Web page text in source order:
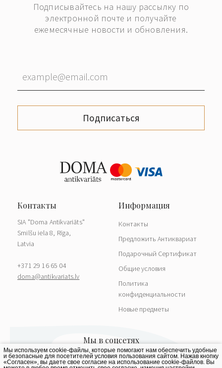
Подписывайтесь на нашу рассылку по
электронной почте и получайте
ежемесячные новости и обновления.
Подписаться
SIA "Doma Antikvariāts"
Smilšu iela 8, Rīga,
Latvia
+371 29 16 65 04
doma@antikvariats.lv
Контакты
Предложить Антиквариат
Подарочный Сертификат
Общие условия
Политика
конфиденциальности
Новые предметы
Мы используем cookie-файлы, которые помогают нам обеспечить удобные
и безопасные для посетителей условия пользования сайтом. Нажав кнопку
«Согласен», вы даете свое согласие на использование cookie-файлов. Вы